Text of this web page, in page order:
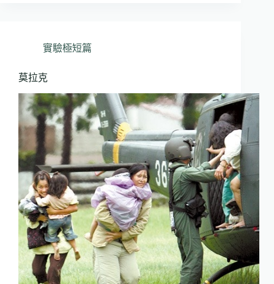
實驗極短篇
莫拉克